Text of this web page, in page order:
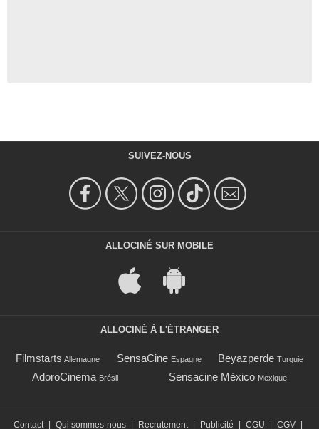
SUIVEZ-NOUS
ALLOCINÉ SUR MOBILE
ALLOCINÉ À L'ÉTRANGER
Filmstarts Allemagne SensaCine Espagne Beyazperde Turquie
AdoroCinema Brésil Sensacine México Mexique
Contact | Qui sommes-nous | Recrutement | Publicité | CGU | CGV |